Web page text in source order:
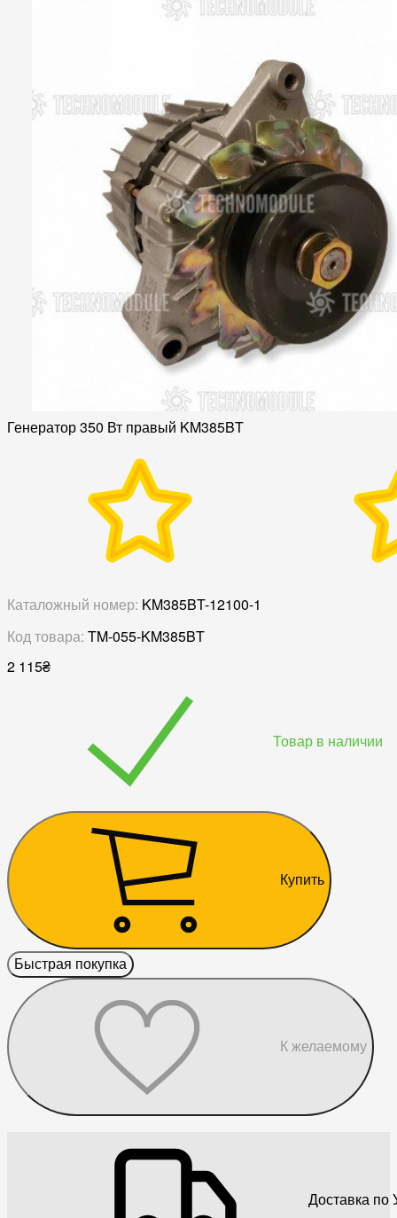
Генератор 350 Вт правый KM385BT
Каталожный номер: KM385BT-12100-1
Код товара: TM-055-KM385BT
2 115₴
Товар в наличии
Купить
Быстрая покупка
К желаемому
Доставка по